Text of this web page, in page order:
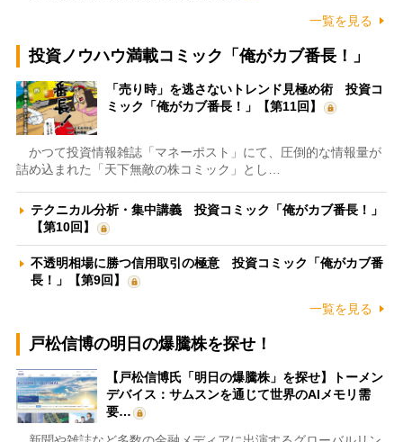
一覧を見る
投資ノウハウ満載コミック「俺がカブ番長！」
「売り時」を逃さないトレンド見極め術 投資コ
ミック「俺がカブ番長！」【第11回】
かつて投資情報雑誌「マネーポスト」にて、圧倒的な情報量が
詰め込まれた「天下無敵の株コミック」とし…
テクニカル分析・集中講義 投資コミック「俺がカブ番長！」
【第10回】
不透明相場に勝つ信用取引の極意 投資コミック「俺がカブ番
長！」【第9回】
一覧を見る
戸松信博の明日の爆騰株を探せ！
【戸松信博氏「明日の爆騰株」を探せ】トーメン
デバイス：サムスンを通じて世界のAIメモリ需
要…